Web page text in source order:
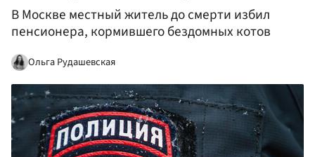
В Москве местный житель до смерти избил
пенсионера, кормившего бездомных котов
Ольга Рудашевская